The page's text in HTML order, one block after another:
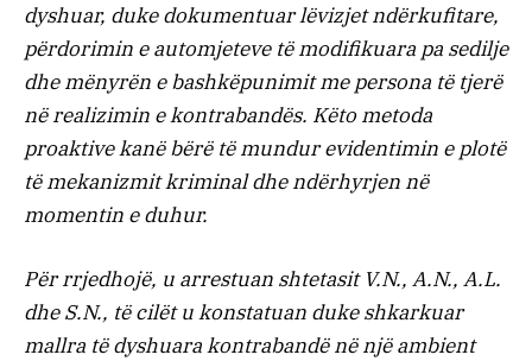
dyshuar, duke dokumentuar lëvizjet ndërkufitare,
përdorimin e automjeteve të modifikuara pa sedilje
dhe mënyrën e bashkëpunimit me persona të tjerë
në realizimin e kontrabandës. Këto metoda
proaktive kanë bërë të mundur evidentimin e plotë
të mekanizmit kriminal dhe ndërhyrjen në
momentin e duhur.
Për rrjedhojë, u arrestuan shtetasit V.N., A.N., A.L.
dhe S.N., të cilët u konstatuan duke shkarkuar
mallra të dyshuara kontrabandë në një ambient